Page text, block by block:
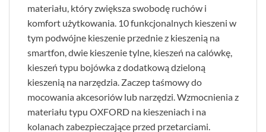
materiału, który zwiększa swobodę ruchów i
komfort użytkowania. 10 funkcjonalnych kieszeni w
tym podwójne kieszenie przednie z kieszenią na
smartfon, dwie kieszenie tylne, kieszeń na calówkę,
kieszeń typu bojówka z dodatkową dzieloną
kieszenią na narzędzia. Zaczep taśmowy do
mocowania akcesoriów lub narzędzi. Wzmocnienia z
materiału typu OXFORD na kieszeniach i na
kolanach zabezpieczające przed przetarciami.